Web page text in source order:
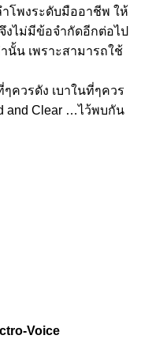
ำโพงระดับมืออาชีพ ให้
งไม่มีข้อจำกัดอีกต่อไป
นั้น เพราะสามารถใช้
ควรดัง เบาในที่ๆควร
and Clear …ไว้พบกัน
Voice